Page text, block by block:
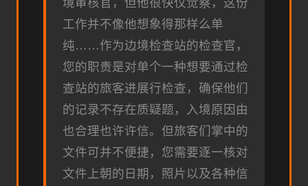
工作并不像他想象得那样么单
纯……作为边境检查站的检查官，
您的职责是对单个一种想要通过检
查站的旅客进展行检查，确保他们
的记录不存在质疑题，入境原因由
也合理也许许信。但旅客们掌中的
文件可并不便捷，您需要逐一核对
文件上朝的日期，照片以及各种信